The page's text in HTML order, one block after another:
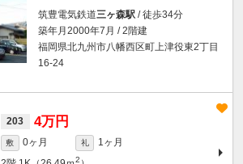
筑豊電気鉄道三ヶ森駅 / 徒歩34分
築年月2000年7月 / 2階建
福岡県北九州市八幡西区町上津役東2丁目
16-24
203 4万円
敷 0ヶ月 礼
1ヶ月
2